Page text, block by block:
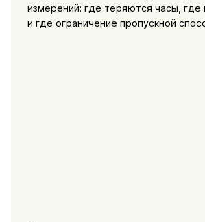
измерений: где теряются часы, где
и где ограничение пропускной